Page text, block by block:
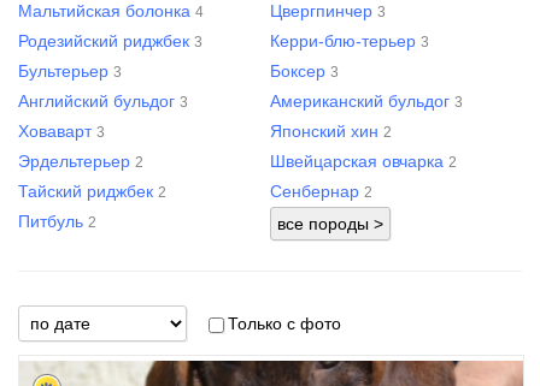
Мальтийская болонка 4 Цвергпинчер 3
Родезийский риджбек 3 Керри-блю-терьер 3
Бультерьер 3 Боксер 3
Английский бульдог 3 Американский бульдог 3
Ховаварт 3 Японский хин 2
Эрдельтерьер 2 Швейцарская овчарка 2
Тайский риджбек 2 Сенбернар 2
Питбуль 2
Только с фото